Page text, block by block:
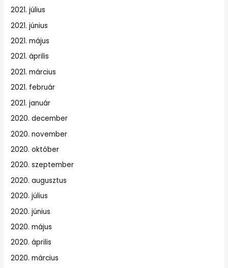
2021. július
2021. június
2021. május
2021. április
2021. március
2021. február
2021. január
2020. december
2020. november
2020. október
2020. szeptember
2020. augusztus
2020. július
2020. június
2020. május
2020. április
2020. március